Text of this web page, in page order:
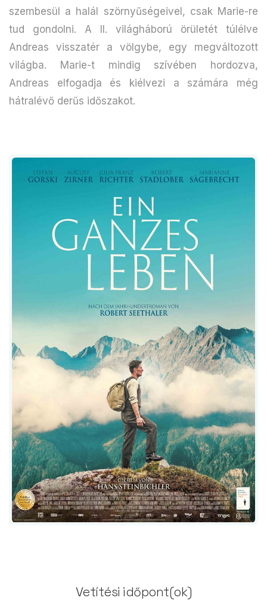
szembesül a halál szörnyűségeivel, csak Marie-re
tud gondolni. A II. világháború örületét túlélve
Andreas visszatér a völgybe, egy megváltozott
világba. Marie-t mindig szívében hordozva,
Andreas elfogadja és kiélvezi a számára még
hátralévő derűs időszakot.
Vetítési időpont(ok)